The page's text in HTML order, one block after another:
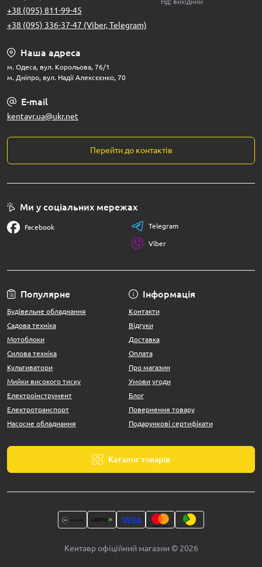
+38 (095) 811-99-45
+38 (095) 336-37-47 (Viber, Telegram)
Нд: вихідний
Наша адреса
м. Одеса, вул. Корольова, 76/1
м. Дніпро, вул. Надії Алексєєнко, 70
E-mail
kentavr.ua@ukr.net
Перейти до контактів
Популярне
Будівельне обладнання
Садова техніка
Мотоблоки
Силова техніка
Культиватори
Мийки високого тиску
Електроінструмент
Електротранспорт
Насосне обладнання
Інформація
Контакти
Відгуки
Доставка
Оплата
Про магазин
Умови угоди
Блог
Повернення товару
Подарункові сертифікати
Каталог товарів
Ми у соціальних мережах
Facebook Telegram
Viber
Кентавр офіційний магазин © 2026